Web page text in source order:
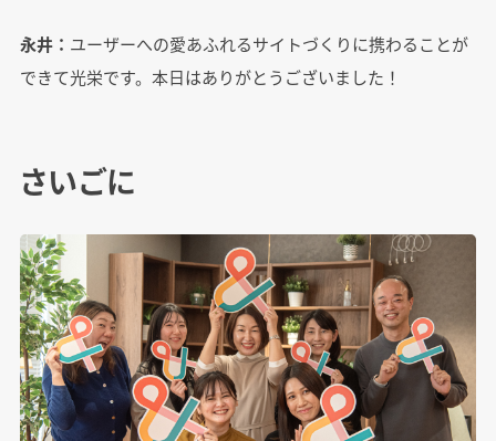
永井： ユーザーへの愛あふれるサイトづくりに携わることが
できて光栄です。本日はありがとうございました！
さいごに